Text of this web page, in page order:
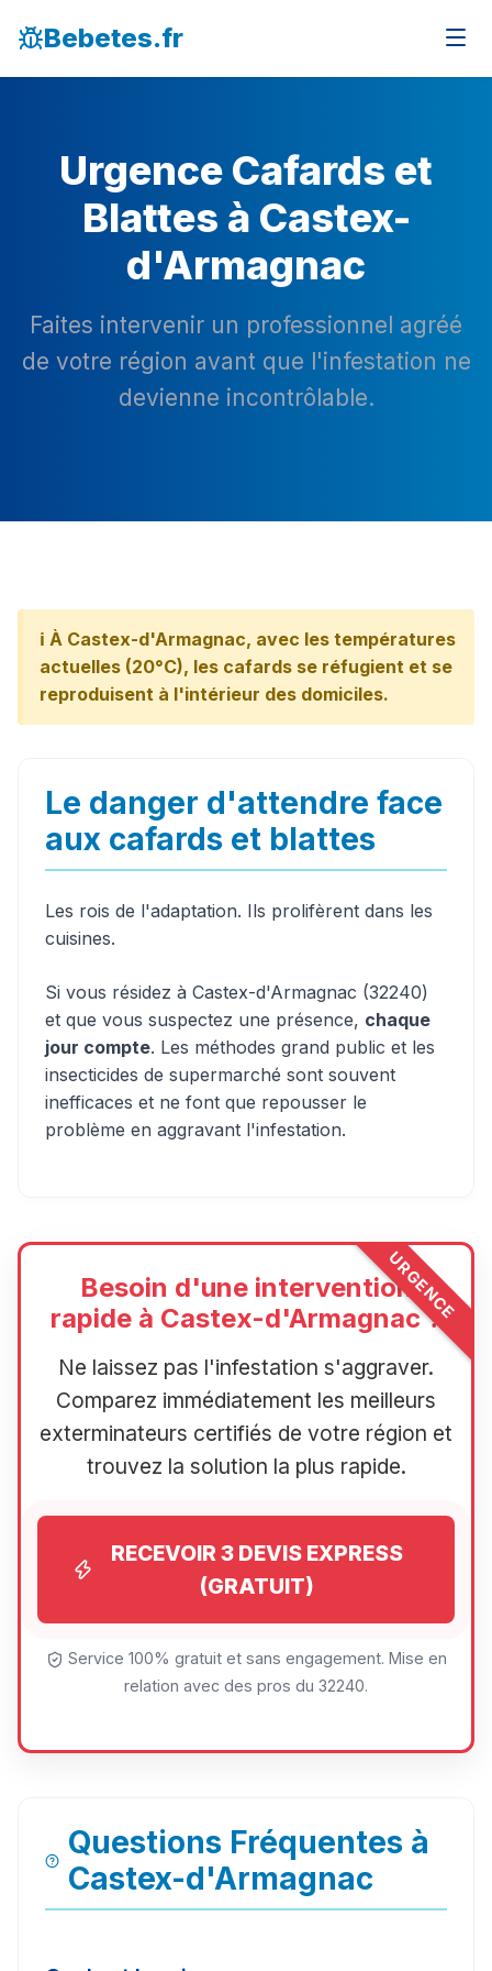
Bebetes.fr
Urgence Cafards et
Blattes à Castex-
d'Armagnac
Faites intervenir un professionnel agréé
de votre région avant que l'infestation ne
devienne incontrôlable.
ℹ️ À Castex-d'Armagnac, avec les températures
actuelles (20°C), les cafards se réfugient et se
reproduisent à l'intérieur des domiciles.
Le danger d'attendre face
aux cafards et blattes
Les rois de l'adaptation. Ils prolifèrent dans les
cuisines.
Si vous résidez à Castex-d'Armagnac (32240)
et que vous suspectez une présence, chaque
jour compte. Les méthodes grand public et les
insecticides de supermarché sont souvent
inefficaces et ne font que repousser le
problème en aggravant l'infestation.
URGENCE
Besoin d'une intervention
rapide à Castex-d'Armagnac ?
Ne laissez pas l'infestation s'aggraver.
Comparez immédiatement les meilleurs
exterminateurs certifiés de votre région et
trouvez la solution la plus rapide.
RECEVOIR 3 DEVIS EXPRESS
(GRATUIT)
Service 100% gratuit et sans engagement. Mise en
relation avec des pros du 32240.
Questions Fréquentes à
Castex-d'Armagnac